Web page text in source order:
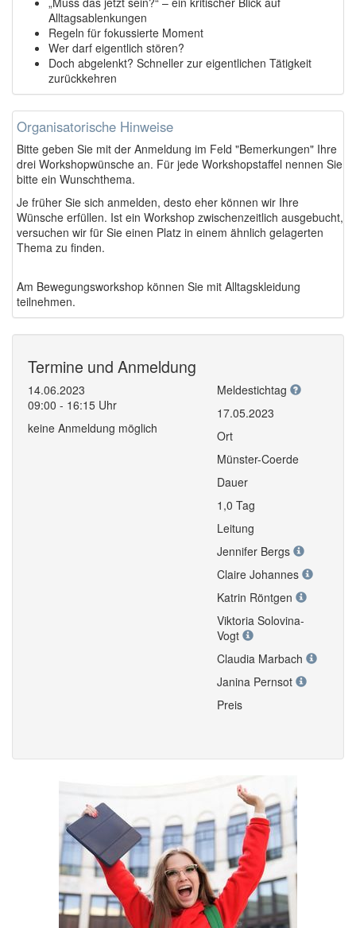
Alltagsablenkungen
Regeln für fokussierte Moment
Wer darf eigentlich stören?
Doch abgelenkt? Schneller zur eigentlichen Tätigkeit
zurückkehren
Organisatorische Hinweise
Bitte geben Sie mit der Anmeldung im Feld "Bemerkungen" Ihre
drei Workshopwünsche an. Für jede Workshopstaffel nennen Sie
bitte ein Wunschthema.
Je früher Sie sich anmelden, desto eher können wir Ihre
Wünsche erfüllen. Ist ein Workshop zwischenzeitlich ausgebucht,
versuchen wir für Sie einen Platz in einem ähnlich gelagerten
Thema zu finden.
Am Bewegungsworkshop können Sie mit Alltagskleidung
teilnehmen.
Termine und Anmeldung
14.06.2023
09:00 - 16:15 Uhr
keine Anmeldung möglich
Meldestichtag
17.05.2023
Ort
Münster-Coerde
Dauer
1,0 Tag
Leitung
Jennifer Bergs
Claire Johannes
Katrin Röntgen
Viktoria Solovina-
Vogt
Claudia Marbach
Janina Pernsot
Preis